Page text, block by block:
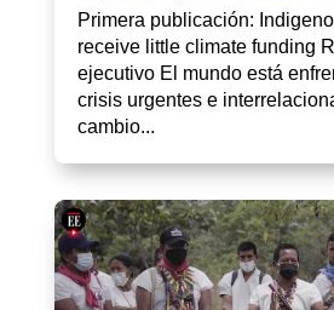
Primera publicación:
receive little climate funding
ejecutivo El mundo está
crisis urgentes e
cambio...